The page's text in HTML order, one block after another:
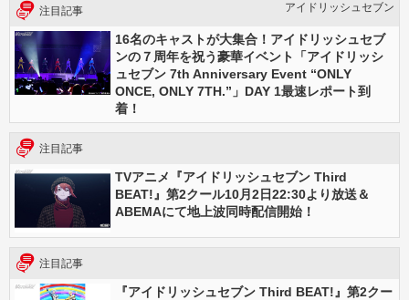
注目記事 アイドリッシュセブン
16名のキャストが大集合！アイドリッシュセブ
ンの７周年を祝う豪華イベント「アイドリッシ
ュセブン 7th Anniversary Event “ONLY
ONCE, ONLY 7TH.”」DAY 1最速レポート到
着！
注目記事
TVアニメ『アイドリッシュセブン Third
BEAT!』第2クール10月2日22:30より放送＆
ABEMAにて地上波同時配信開始！
注目記事
『アイドリッシュセブン Third BEAT!』第2クー